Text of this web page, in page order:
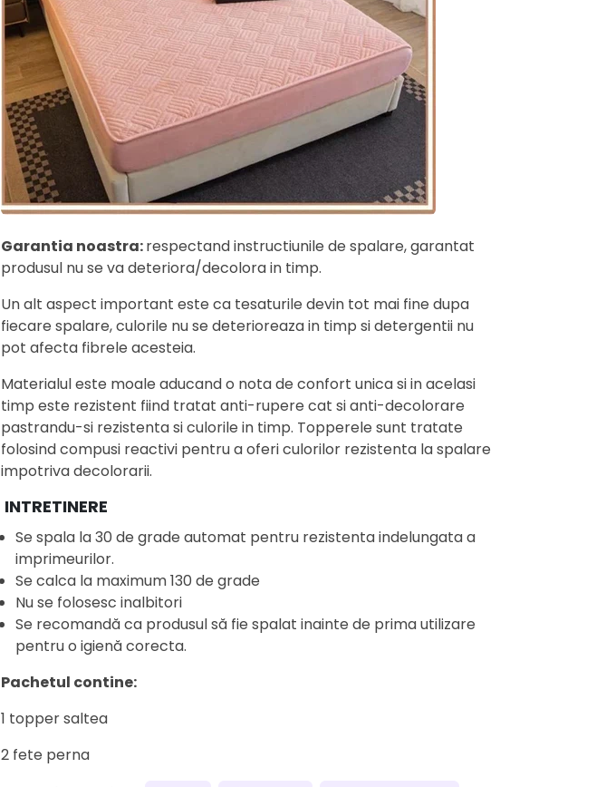
Garantia noastra:respectand instructiunile de spalare, garantat
produsul nu se va deteriora/decolora in timp.
Un alt aspect important este ca tesaturile devin tot mai fine dupa
fiecare spalare, culorile nu se deterioreaza in timp si detergentii nu
pot afecta fibrele acesteia.
Materialul este moale aducand o nota de confort unica si in acelasi
timp este rezistent fiind tratat anti-rupere cat si anti-decolorare
pastrandu-si rezistenta si culorile in timp. Topperele sunt tratate
folosind compusi reactivi pentru a oferi culorilor rezistenta la spalare
impotriva decolorarii.
INTRETINERE
Se spala la 30 de grade automat pentru rezistenta indelungata a
imprimeurilor.
Se calca la maximum 130 de grade
Nu se folosesc inalbitori
Se recomandă ca produsul să fie spalat inainte de prima utilizare
pentru o igienă corecta.
Pachetul contine:
1 topper saltea
2 fete perna